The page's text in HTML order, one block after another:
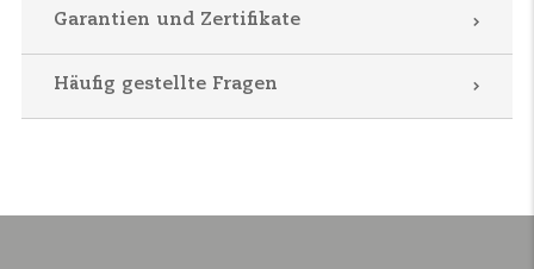
Garantien und Zertifikate
Häufig gestellte Fragen